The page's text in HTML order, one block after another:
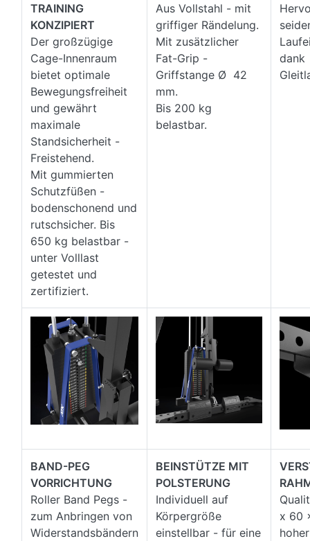
TRAINING
KONZIPIERT
Der großzügige
Cage-Innenraum
bietet optimale
Bewegungsfreiheit
und gewährt
maximale
Standsicherheit -
Freistehend.
Mit gummierten
Schutzfüßen -
bodenschonend und
rutschsicher. Bis
650 kg belastbar -
unter Volllast
getestet und
zertifiziert.
Aus Vollstahl - mit
griffiger Rändelung.
Mit zusätzlicher
Fat-Grip -
Griffstange Ø 42
mm.
Bis 200 kg
belastbar.
dank
BAND-PEG
VORRICHTUNG
Roller Band Pegs -
zum Anbringen von
Widerstandsbändern
BEINSTÜTZE MIT
POLSTERUNG
Individuell auf
Körpergröße
einstellbar - für eine
x 60